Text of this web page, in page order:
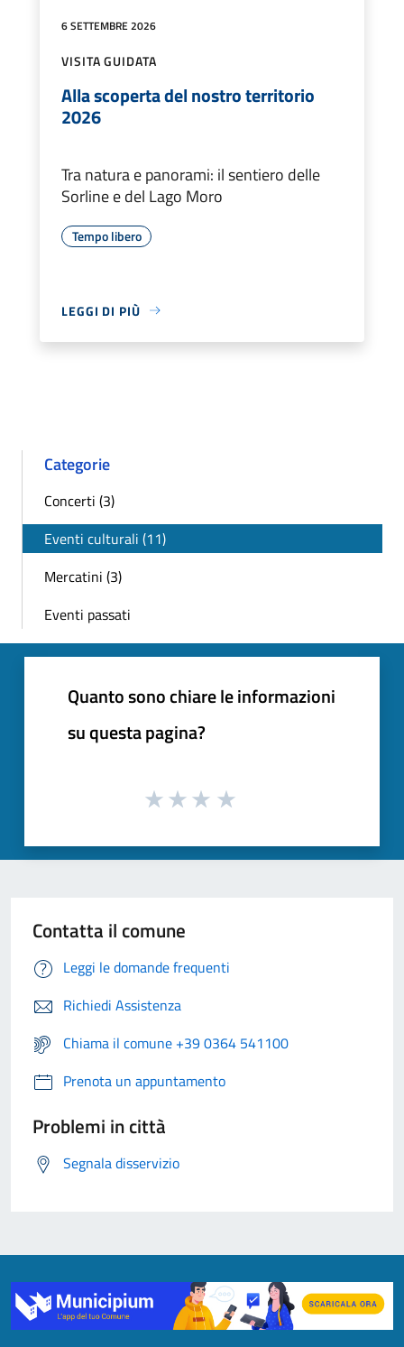
6 SETTEMBRE 2026
VISITA GUIDATA
Alla scoperta del nostro territorio
2026
Tra natura e panorami: il sentiero delle
Sorline e del Lago Moro
Tempo libero
LEGGI DI PIÙ
Categorie
Concerti (3)
Eventi culturali (11)
Mercatini (3)
Eventi passati
Quanto sono chiare le informazioni
su questa pagina?
Contatta il comune
Leggi le domande frequenti
Richiedi Assistenza
Chiama il comune +39 0364 541100
Prenota un appuntamento
Problemi in città
Segnala disservizio